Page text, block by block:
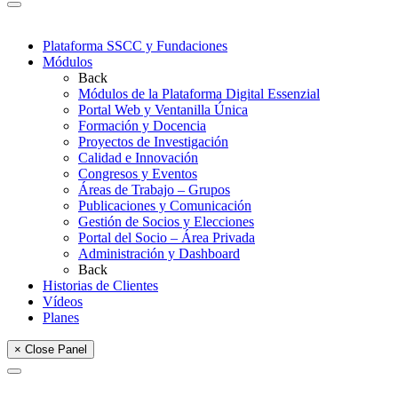
Plataforma SSCC y Fundaciones
Módulos
Back
Módulos de la Plataforma Digital Essenzial
Portal Web y Ventanilla Única
Formación y Docencia
Proyectos de Investigación
Calidad e Innovación
Congresos y Eventos
Áreas de Trabajo – Grupos
Publicaciones y Comunicación
Gestión de Socios y Elecciones
Portal del Socio – Área Privada
Administración y Dashboard
Back
Historias de Clientes
Vídeos
Planes
× Close Panel